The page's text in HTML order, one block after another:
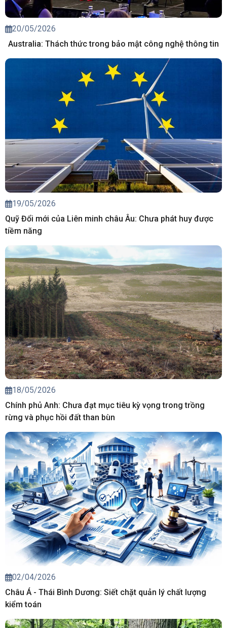
20/05/2026
Australia: Thách thức trong bảo mật công nghệ thông tin
19/05/2026
Quỹ Đổi mới của Liên minh châu Âu: Chưa phát huy được
tiềm năng
18/05/2026
Chính phủ Anh: Chưa đạt mục tiêu kỳ vọng trong trồng
rừng và phục hồi đất than bùn
02/04/2026
Châu Á - Thái Bình Dương: Siết chặt quản lý chất lượng
kiểm toán